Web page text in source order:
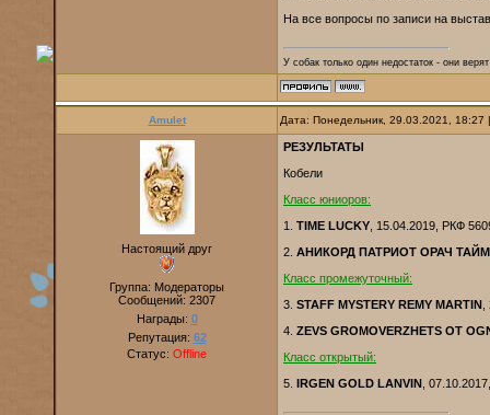
На все вопросы по записи на
У собак только один недостаток - они
Amulet Дата: Понедельник, 29.03.2021,
Настоящий друг
Группа: Модераторы
Сообщений: 2307
Награды: 0
Репутация: 62
Статус: Offline
РЕЗУЛЬТАТЫ
Кобели
Класс юниоров:
1. TIME LUCKY , 15.04.2019, РКФ
2. АНИКОРД ПАТРИОТ ОРАЧ ТАЙМ
Класс промежуточный:
3. STAFF MYSTERY REMY MARTIN
4. ZEVS GROMOVERZHETS ОТ
Класс открытый:
5. IRGEN GOLD LANVIN ,